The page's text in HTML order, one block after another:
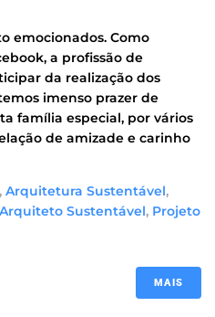
emocionados. Como
a profissão de
da realização dos
imenso prazer de
família especial, por vários
de amizade e carinho
, Arquitetura Sustentável,
Sustentável, Projeto
MAIS